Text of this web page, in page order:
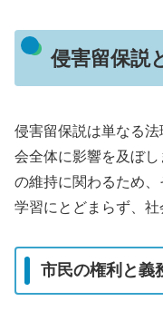
侵害留保説
侵害留保説は単なる
会全体に影響を及ぼ
の維持に関わるため
学習にとどまらず、社
市民の権利と義